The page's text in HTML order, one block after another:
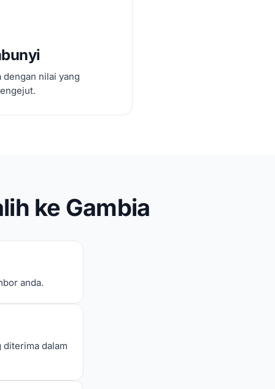
dengan nilai yang
ke Gambia
anda.
dalam